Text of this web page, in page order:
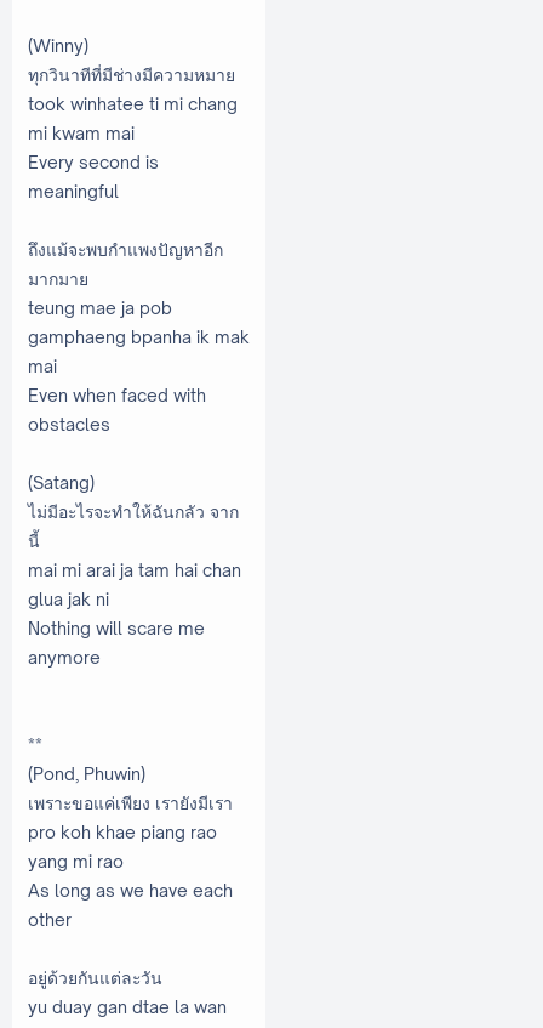
(Winny)
ทุกวินาทีที่มีช่างมีความหมาย
took winhatee ti mi chang
mi kwam mai
Every second is
meaningful
ถึงแม้จะพบกำแพงปัญหาอีก
มากมาย
teung mae ja pob
gamphaeng bpanha ik mak
mai
Even when faced with
obstacles
(Satang)
ไม่มีอะไรจะทำให้ฉันกลัว จาก
นี้
mai mi arai ja tam hai chan
glua jak ni
Nothing will scare me
anymore
**
(Pond, Phuwin)
เพราะขอแค่เพียง เรายังมีเรา
pro koh khae piang rao
yang mi rao
As long as we have each
other
อยู่ด้วยกันแต่ละวัน
yu duay gan dtae la wan